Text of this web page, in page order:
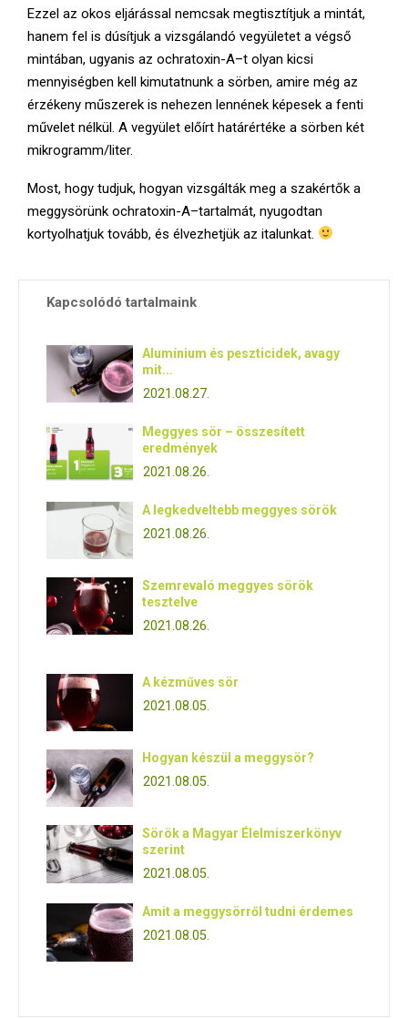
Ezzel az okos eljárással nemcsak megtisztítjuk a mintát,
hanem fel is dúsítjuk a vizsgálandó vegyületet a végső
mintában, ugyanis az ochratoxin-A–t olyan kicsi
mennyiségben kell kimutatnunk a sörben, amire még az
érzékeny műszerek is nehezen lennének képesek a fenti
művelet nélkül. A vegyület előírt határértéke a sörben két
mikrogramm/liter.
Most, hogy tudjuk, hogyan vizsgálták meg a szakértők a
meggysörünk ochratoxin-A–tartalmát, nyugodtan
kortyolhatjuk tovább, és élvezhetjük az italunkat.
Kapcsolódó tartalmaink
Alumínium és peszticidek, avagy
mit...
2021.08.27.
Meggyes sör – összesített
eredmények
2021.08.26.
A legkedveltebb meggyes sörök
2021.08.26.
Szemrevaló meggyes sörök
tesztelve
2021.08.26.
A kézműves sör
2021.08.05.
Hogyan készül a meggysör?
2021.08.05.
Sörök a Magyar Élelmiszerkönyv
szerint
2021.08.05.
Amit a meggysörről tudni érdemes
2021.08.05.